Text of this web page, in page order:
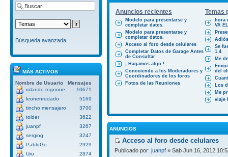
Búsqueda avanzada
MÁS ACTIVOS
Nombre de Usuario
Mensajes
rolando rognone
10671
leonenredado
5169
tincho mensajero
3700
tolder
3622
juanpf
3267
sergiog
3247
PabloGo
2929
Uru
2874
Anuncios recientes Temas
Modelo para presentarse y
completar datos.
Modelo para presentarse y
completar datos.
Acceso al foro desde celulares
Completar Datos de Garage Antes
de Consultar
¡ Hagamos algo !
Conociendo a los Moderadores y
Coordinadores de los foros
Fotos de las Reuniones
hora
VA
Se
1.4
Me
del
Los
Me
viaje
ANUNCIOS
Acceso al foro desde celulares
Publicado por: juanpf » Sab Jun 16, 2012